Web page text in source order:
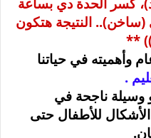
النتيجة هتكون
))
وأهميته في حياتنا
.
ناجحة في
للأطفال حتى